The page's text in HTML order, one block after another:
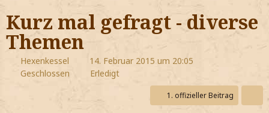
Hogwarts
Zauberwelt
Willkommen
Jetzt Fanclub-Mitglied werden!
Kurz mal gefragt - diverse
Themen
Hexenkessel
14. Februar 2015 um 20:05
Geschlossen
Erledigt
1. offizieller Beitrag